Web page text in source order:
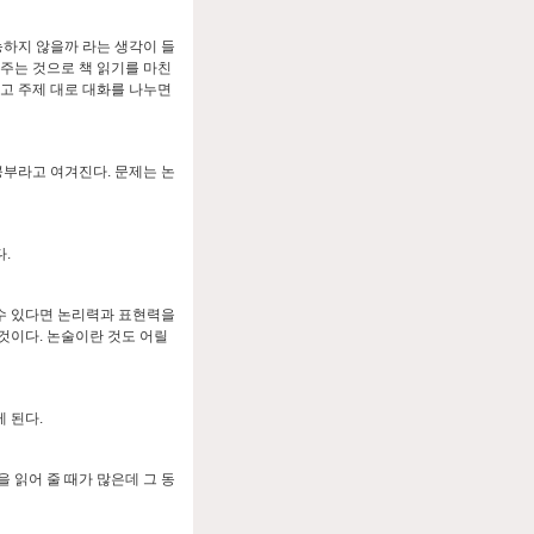
지 않을까 라는 생각이 들
는 것으로 책 읽기를 마친
주제 대로 대화를 나누면
라고 여겨진다. 문제는 논
.
있다면 논리력과 표현력을
이다. 논술이란 것도 어릴
된다.
읽어 줄 때가 많은데 그 동